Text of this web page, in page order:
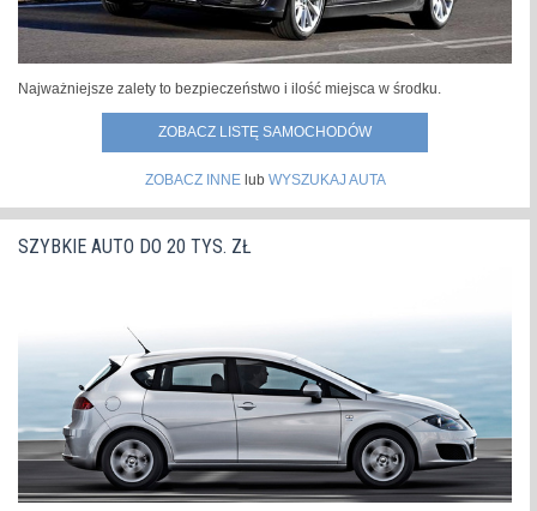
Najważniejsze zalety to bezpieczeństwo i ilość miejsca w środku.
ZOBACZ LISTĘ SAMOCHODÓW
ZOBACZ INNElub WYSZUKAJ AUTA
SZYBKIE AUTO DO 20 TYS. ZŁ